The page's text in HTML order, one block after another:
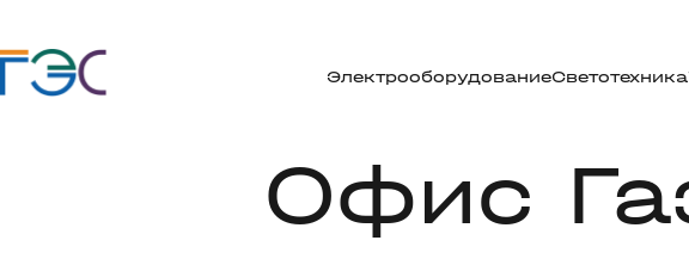
ЭлектрооборудованиеСветотехника
Офис